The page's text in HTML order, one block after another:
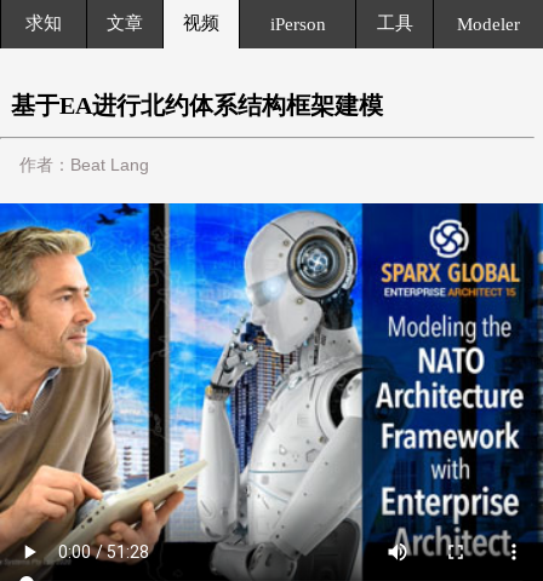
求知 文章 视频 iPerson 工具 Modeler
基于EA进行北约体系结构框架建模
作者：Beat Lang